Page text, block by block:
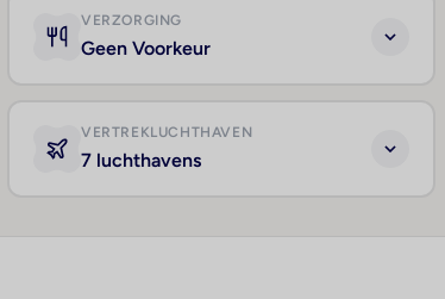
VERZORGING
Geen Voorkeur
VERTREKLUCHTHAVEN
7 luchthavens